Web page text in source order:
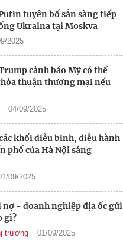
tuyên bố sẵn sàng tiếp
Ukraina tại Moskva
2025
cảnh báo Mỹ có thể
thỏa thuận thương mại nếu
04/09/2025
khối diễu binh, diễu hành
phố của Hà Nội sáng
09/2025
nợ - doanh nghiệp địa ốc gửi
gì?
trường 01/09/2025